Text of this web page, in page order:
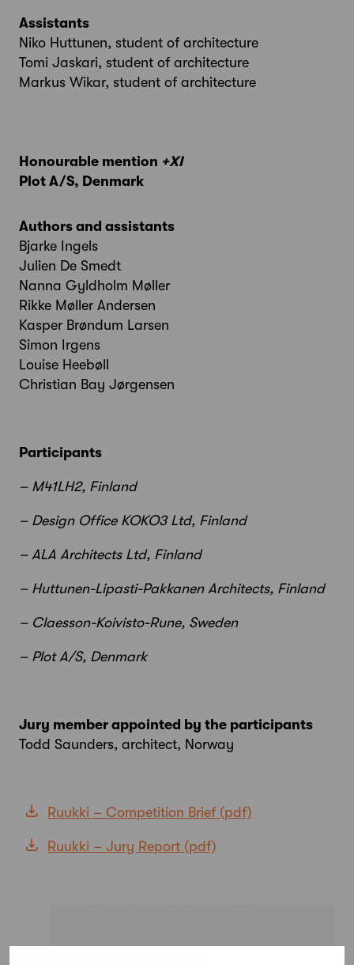
Assistants
Niko Huttunen, student of architecture
Tomi Jaskari, student of architecture
Markus Wikar, student of architecture
Honourable mention +XI
Plot A/S, Denmark
Authors and assistants
Bjarke Ingels
Julien De Smedt
Nanna Gyldholm Møller
Rikke Møller Andersen
Kasper Brøndum Larsen
Simon Irgens
Louise Heebøll
Christian Bay Jørgensen
Participants
– M41LH2, Finland
– Design Office KOKO3 Ltd, Finland
– ALA Architects Ltd, Finland
– Huttunen-Lipasti-Pakkanen Architects, Finland
– Claesson-Koivisto-Rune, Sweden
– Plot A/S, Denmark
Jury member appointed by the participants
Todd Saunders, architect, Norway
Ruukki – Competition Brief
Ruukki – Jury Report